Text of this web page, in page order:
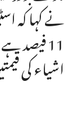
نے کہا کہ
اشیاء کی قیمتیں 40 فیصد تک